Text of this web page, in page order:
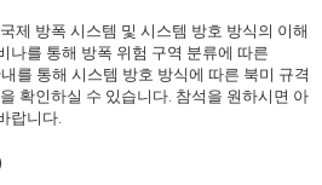
제 방폭 시스템 및 시스템 방호 방식의 이해
나를 통해 방폭 위험 구역 분류에 따른
를 통해 시스템 방호 방식에 따른 북미 규격
확인하실 수 있습니다. 참석을 원하시면 아
랍니다.